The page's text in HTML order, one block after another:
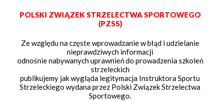
POLSKI ZWIĄZEK STRZELECTWA SPORTOWEGO
(PZSS)
Ze względu na częste wprowadzanie w błąd i udzielanie
nieprawdziwych informacji
odnośnie nabywanych uprawnień do prowadzenia szkoleń
strzeleckich
publikujemy jak wygląda legitymacja Instruktora Sportu
Strzeleckiego wydana przez Polski Związek Strzelectwa
Sportowego.